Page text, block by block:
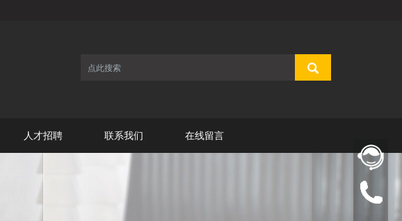
人才招聘 联系我们 在线留言